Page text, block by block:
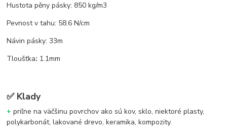
Hustota pěny pásky: 850 kg/m3
Pevnost v tahu: 58.6 N/cm
Návin pásky: 33m
Tloušťka: 1.1mm
✅ Klady
+ priľne na väčšinu povrchov ako sú kov, sklo, niektoré plasty,
polykarbonát, lakované drevo, keramika, kompozity.